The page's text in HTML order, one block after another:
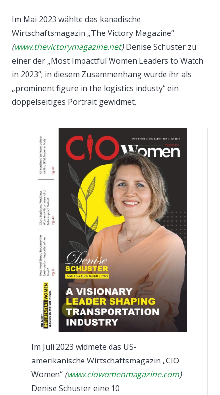
Im Mai 2023 wählte das kanadische
Wirtschaftsmagazin „The Victory Magazine“
(www.thevictorymagazine.net)Denise Schuster zu
einer der „Most Impactful Women Leaders to Watch
in 2023“; in diesem Zusammenhang wurde ihr als
„prominent figure in the logistics industy“ ein
doppelseitiges Portrait gewidmet.
Im Juli 2023 widmete das US-
amerikanische Wirtschaftsmagazin „CIO
Women“ (www.ciowomenmagazine.com)
Denise Schuster eine 10